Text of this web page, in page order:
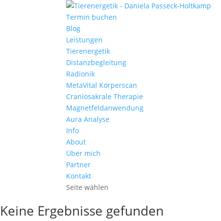
Termin buchen
Blog
Leistungen
Tierenergetik
Distanzbegleitung
Radionik
MetaVital Körperscan
Craniosakrale Therapie
Magnetfeldanwendung
Aura Analyse
Info
About
Über mich
Partner
Kontakt
Seite wählen
Keine Ergebnisse gefunden